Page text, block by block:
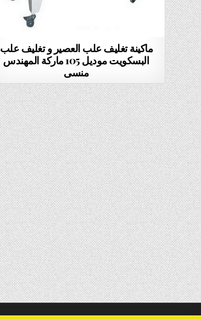
ماكينة تغليف علب العصير و تغليف علب
البسكويت موديل 105 ماركة المهندس
منسى